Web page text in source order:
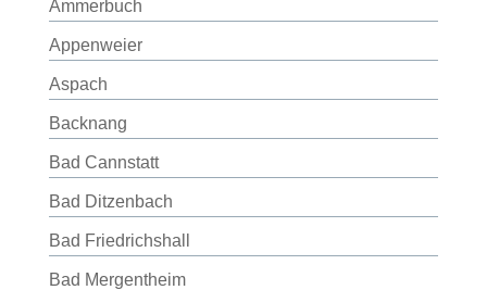
Ammerbuch
Appenweier
Aspach
Backnang
Bad Cannstatt
Bad Ditzenbach
Bad Friedrichshall
Bad Mergentheim